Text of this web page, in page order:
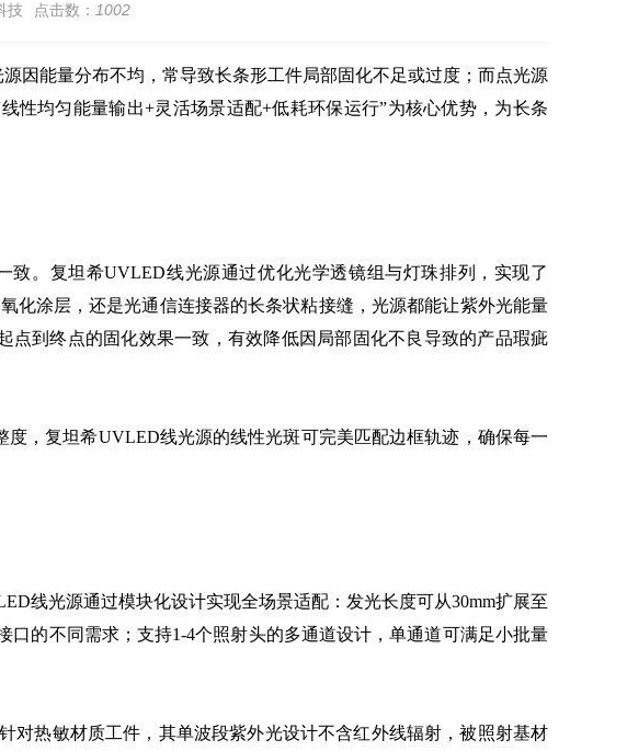
技 点击数： 1002
因能量分布不均，常导致长条形工件局部固化不足或过度；而点光源
性均匀能量输出+灵活场景适配+低耗环保运行”为核心优势，为长条
。复坦希UVLED线光源通过优化光学透镜组与灯珠排列，实现了
化涂层，还是光通信连接器的长条状粘接缝，光源都能让紫外光能量
到终点的固化效果一致，有效降低因局部固化不良导致的产品瑕疵
，复坦希UVLED线光源的线性光斑可完美匹配边框轨迹，确保每一
线光源通过模块化设计实现全场景适配：发光长度可从30mm扩展至
口的不同需求；支持1-4个照射头的多通道设计，单通道可满足小批量
对热敏材质工件，其单波段紫外光设计不含红外线辐射，被照射基材